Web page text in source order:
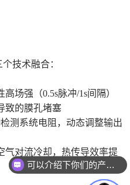
技术融合：
场强（0.5s脉冲/1s间隔）
致的膜孔堵塞
测系统电阻，动态调整输出
气对流冷却，热传导效率提
可以介绍下你们的产品么
你们是怎么收费的呢